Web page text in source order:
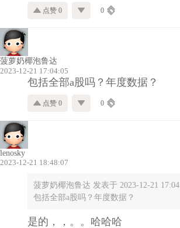
点赞 0 0
菠萝奶椰泡鲁达
2023-12-21 17:04:05
包括全部a股吗？年度数据？
点赞 0 0
lenosky
2023-12-21 18:48:07
菠萝奶椰泡鲁达 发表于 2023-12-21 17:04
包括全部a股吗？年度数据？
是的，，。。哈哈哈